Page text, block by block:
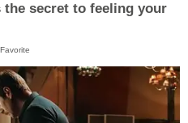
secret to feeling your